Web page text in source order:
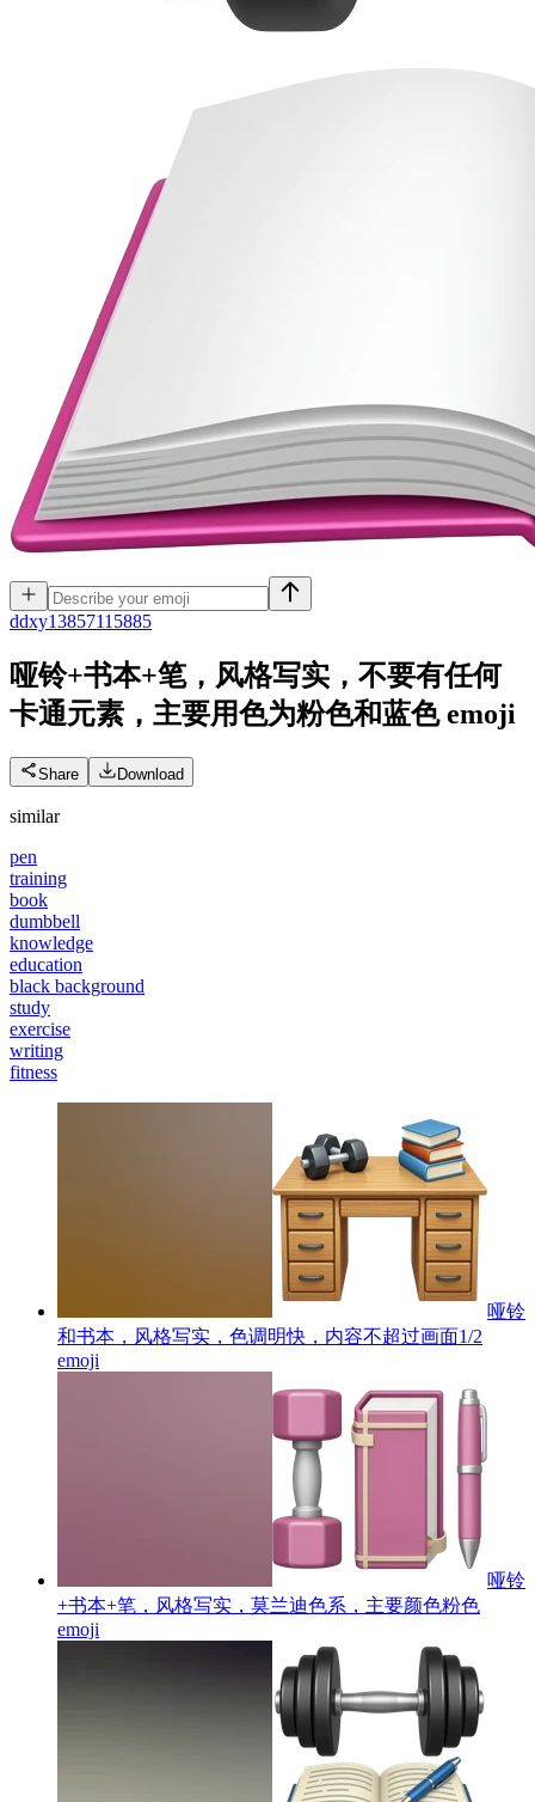
ddxy13857115885
哑铃+书本+笔，风格写实，不要有任何
卡通元素，主要用色为粉色和蓝色 emoji
Share Download
similar
pen
training
book
dumbbell
knowledge
education
black background
study
exercise
writing
fitness
哑铃
和书本，风格写实，色调明快，内容不超过画面1/2
emoji
哑铃
+书本+笔，风格写实，莫兰迪色系，主要颜色粉色
emoji